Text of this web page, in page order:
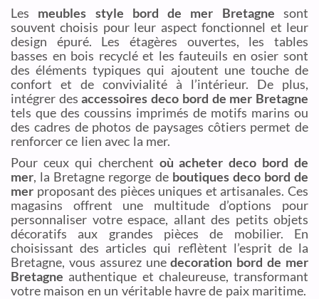
Les meubles style bord de mer Bretagne sont
souvent choisis pour leur aspect fonctionnel et leur
design épuré. Les étagères ouvertes, les tables
basses en bois recyclé et les fauteuils en osier sont
des éléments typiques qui ajoutent une touche de
confort et de convivialité à l’intérieur. De plus,
intégrer desaccessoires deco bord de mer Bretagne
tels que des coussins imprimés de motifs marins ou
des cadres de photos de paysages côtiers permet de
renforcer ce lien avec la mer.
Pour ceux qui cherchent où acheter deco bord de
mer, la Bretagne regorge de boutiques deco bord de
mer proposant des pièces uniques et artisanales. Ces
magasins offrent une multitude d’options pour
personnaliser votre espace, allant des petits objets
décoratifs aux grandes pièces de mobilier. En
choisissant des articles qui reflètent l’esprit de la
Bretagne, vous assurez unedecoration bord de mer
Bretagne authentique et chaleureuse, transformant
votre maison en un véritable havre de paix maritime.